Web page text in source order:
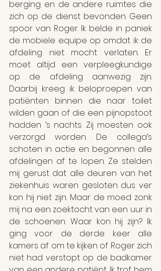
berging en de andere ruimtes die
zich op de dienst bevonden. Geen
spoor van Roger. Ik belde in paniek
de mobiele equipe op omdat ik de
afdeling niet mocht verlaten. Er
moet altijd een verpleegkundige
op de afdeling aanwezig zijn.
Daarbij kreeg ik beloproepen van
patiënten binnen die naar toilet
wilden gaan of die een pijnopstoot
hadden ’s nachts. Zij moesten ook
verzorgd worden. De collega’s
schoten in actie en begonnen alle
afdelingen af te lopen. Ze stelden
mij gerust dat alle deuren van het
ziekenhuis waren gesloten dus ver
kon hij niet zijn. Maar de moed zonk
mij na een zoektocht van een uur in
de schoenen. Waar kon hij zijn? Ik
ging voor de derde keer alle
kamers af om te kijken of Roger zich
niet had verstopt op de badkamer